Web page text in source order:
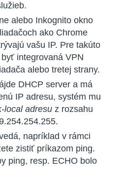
alebo Inkognito okno
ako Chrome
vašu IP. Pre takúto
integrovaná VPN
alebo tretej strany.
DHCP server a má
IP adresu, systém mu
local adresu z rozsahu
napríklad v rámci
zistiť príkazom ping.
ping, resp. ECHO bolo